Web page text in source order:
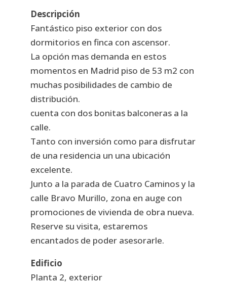
Descripción
Fantástico piso exterior con dos
dormitorios en finca con ascensor.
La opción mas demanda en estos
momentos en Madrid piso de 53 m2 con
muchas posibilidades de cambio de
distribución.
cuenta con dos bonitas balconeras a la
calle.
Tanto con inversión como para disfrutar
de una residencia un una ubicación
excelente.
Junto a la parada de Cuatro Caminos y la
calle Bravo Murillo, zona en auge con
promociones de vivienda de obra nueva.
Reserve su visita, estaremos
encantados de poder asesorarle.
Edificio
Planta 2, exterior